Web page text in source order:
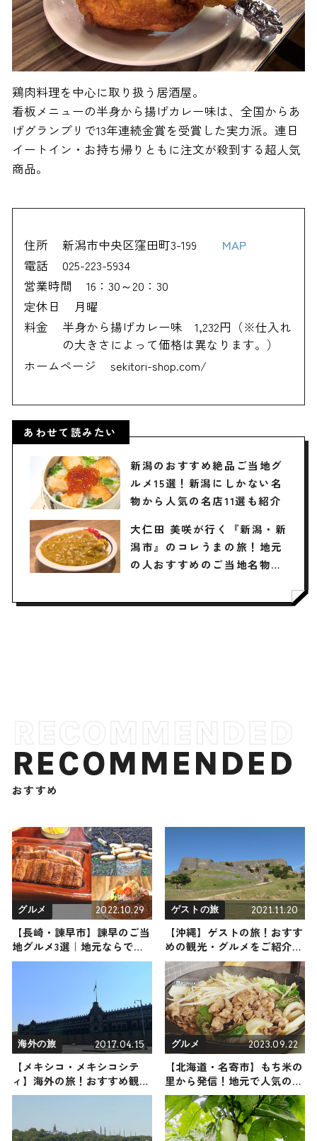
鶏肉料理を中心に取り扱う居酒屋。
看板メニューの半身から揚げカレー味は、全国からあ
げグランプリで13年連続金賞を受賞した実力派。連日
イートイン・お持ち帰りともに注文が殺到する超人気
商品。
住所 新潟市中央区窪田町3-199
MAP
電話
025-223-5934
営業時間
16：30～20：30
定休日
月曜
料金
半身から揚げカレー味 1,232円（※仕入れ
の大きさによって価格は異なります。）
ホームページ
sekitori-shop.com/
あわせて読みたい
新潟のおすすめ絶品ご当地グ
ルメ15選！新潟にしかない名
物から人気の名店11選も紹介
大仁田 美咲が行く『新潟・新
潟市』のコレうまの旅！地元
の人おすすめのご当地名物グ
RECOMMENDED
おすすめ
グルメ 2022.10.29
【長崎・諫早市】諫早のご当
地グルメ3選｜地元ならでは
の食材＆料理が勢揃い
ゲストの旅 2021.11.20
【沖縄】ゲストの旅！おすす
めの観光・グルメをご紹介
2021年11月20日放送
海外の旅 2017.04.15
【メキシコ・メキシコシテ
ィ】海外の旅！おすすめ観光
スポットやグルメをリポート
グルメ 2023.09.22
【北海道・名寄市】もち米の
里から発信！地元で人気の厳
選おいしいもの３選をご紹介